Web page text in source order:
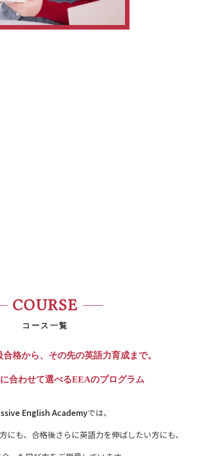
COURSE
コース一覧
格から、 その先の英語力育成まで。
合わせて選べるEEAのプログラム
English Academyでは、
にも、 合格後さらに英語力を伸ばしたい方にも、